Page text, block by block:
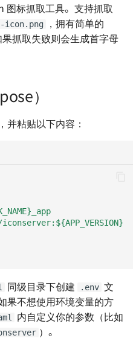
通信协议
电源设计
射频设计
软件与仪器
ATE Mixed Signal Test
ATE Coding Syntax
其他
AI 影响下未来的职业选择
读《黑客与画家》
Hack.init ( ) 黑客马拉松
硬件行业趋势与个人的选
现代都市与末日田园
当下与永恒
8 月深圳小记
关于新能源行业的一些观
不要自己感动自己
买了一台 NAS
如何不长痘
标抓取工具。支持抓取
icon.png
，拥有简单的
抓取失败则会生成首字母
）
并粘贴以下内容：
同级目录下创建 .env 文
果不想使用环境变量的方
内自定义你的参数（比如
）。